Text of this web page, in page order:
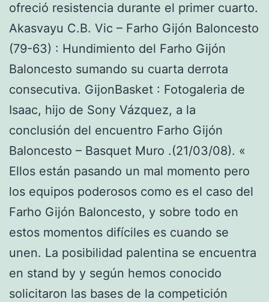
ofreció resistencia durante el primer cuarto.
Akasvayu C.B. Vic – Farho Gijón Baloncesto
(79-63) : Hundimiento del Farho Gijón
Baloncesto sumando su cuarta derrota
consecutiva. GijonBasket : Fotogaleria de
Isaac, hijo de Sony Vázquez, a la
conclusión del encuentro Farho Gijón
Baloncesto – Basquet Muro .(21/03/08). «
Ellos están pasando un mal momento pero
los equipos poderosos como es el caso del
Farho Gijón Baloncesto, y sobre todo en
estos momentos difíciles es cuando se
unen. La posibilidad palentina se encuentra
en stand by y según hemos conocido
solicitaron las bases de la competición